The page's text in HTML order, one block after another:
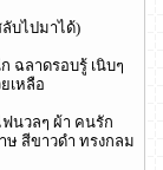
บไปมาได้)
ฉลาดรอบรู้ เนิบๆ
เหลือ
นวลๆ ผ้า คนรัก
ษ สีขาวดำ ทรงกลม